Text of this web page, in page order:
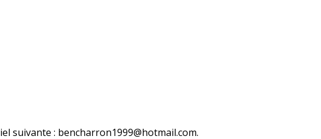
suivante : bencharron1999@hotmail.com.